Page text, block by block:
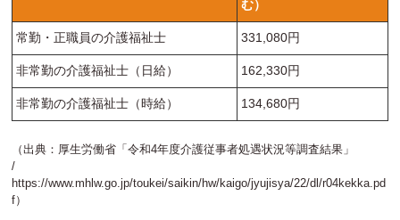
む）
常勤・正職員の介護福祉士 331,080円
非常勤の介護福祉士（日給） 162,330円
非常勤の介護福祉士（時給） 134,680円
（出典：厚生労働省「令和4年度介護従事者処遇状況等調査結果」
/
https://www.mhlw.go.jp/toukei/saikin/hw/kaigo/jyujisya/22/dl/r04kekka.pd
f）